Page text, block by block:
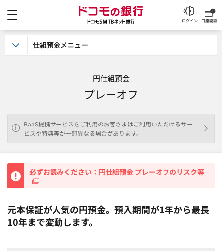
ドコモの銀行 ドコモ
口座開設
ログイン
円仕組預金
プレーオフ
BaaS提携サービスをご利用のお客さまはご利用いただけるサー
ビスや特典等が一部異なる場合があります。
重要
必ずお読みください：円仕組預金 プレーオフのリスク等
元本保証が人気の円預金。預入期間が1年から最長
10年まで変動します。
仕組預金メニュー